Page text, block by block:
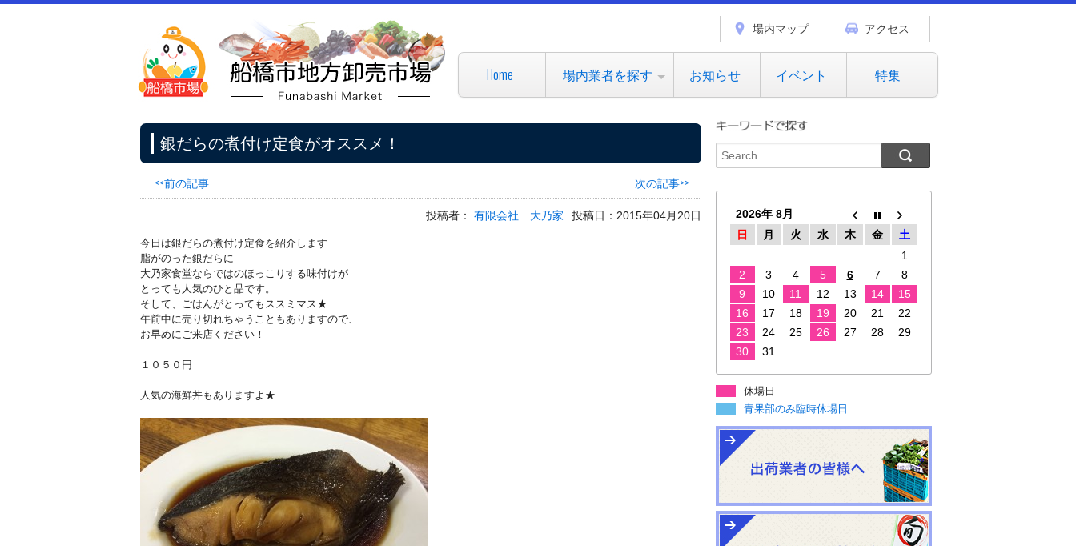
場内マップ アクセス
Home 場内業者を探す お知らせ イベント 特集
銀だらの煮付け定食がオススメ！
<<前の記事 次の記事>>
投稿者： 有限会社 大乃家 投稿日：2015年04月20日
今日は銀だらの煮付け定食を紹介します
脂がのった銀だらに
大乃家食堂ならではのほっこりする味付けが
とっても人気のひと品です。
そして、ごはんがとってもススミマス★
午前中に売り切れちゃうこともありますので、
お早めにご来店ください！
１０５０円
人気の海鮮丼もありますよ★
2026年 8月
日
月 火 水 木 金
土
1
2
3 4 5 6 7
8
9
10 11 12 13 14
15
16
17 18 19 20 21
22
23
24 25 26 27 28
29
30
31
休場日
青果部のみ臨時休場日